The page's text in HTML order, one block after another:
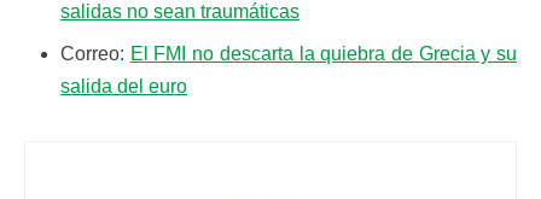
salidas no sean traumáticas
Correo: El FMI no descarta la quiebra de Grecia y su
salida del euro